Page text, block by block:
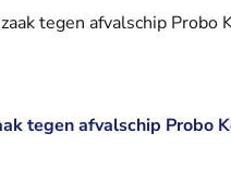
tegen afvalschip Probo
tegen afvalschip Probo